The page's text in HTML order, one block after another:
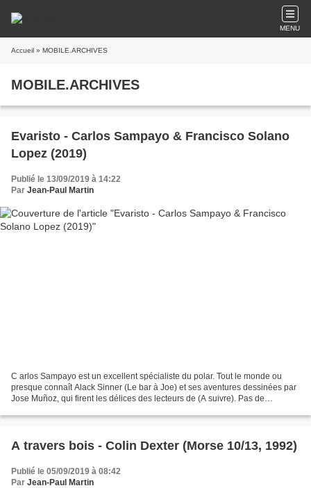
MENU
Accueil » MOBILE.ARCHIVES
MOBILE.ARCHIVES
Evaristo - Carlos Sampayo & Francisco Solano
Lopez (2019)
Publié le 13/09/2019 à 14:22
Par Jean-Paul Martin
C arlos Sampayo est un excellent spécialiste du polar. Tout le monde ou
presque connaît Alack Sinner (Le bar à Joe) et ses aventures dessinées par
Jose Muñoz, qui firent les délices des lecteurs de (A suivre). Pas de
A travers bois - Colin Dexter (Morse 10/13, 1992)
Publié le 05/09/2019 à 08:42
Par Jean-Paul Martin